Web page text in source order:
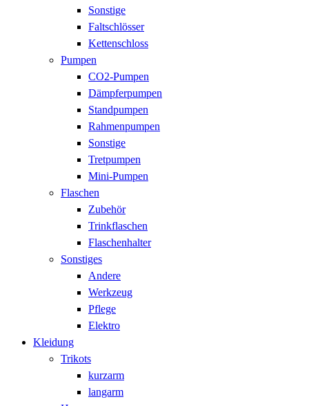
Sonstige
Faltschlösser
Kettenschloss
Pumpen
CO2-Pumpen
Dämpferpumpen
Standpumpen
Rahmenpumpen
Sonstige
Tretpumpen
Mini-Pumpen
Flaschen
Zubehör
Trinkflaschen
Flaschenhalter
Sonstiges
Andere
Werkzeug
Pflege
Elektro
Kleidung
Trikots
kurzarm
langarm